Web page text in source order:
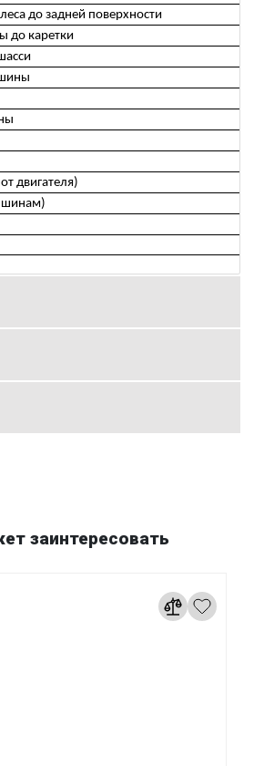
до задней поверхности
до каретки
двигателя)
шинам)
заинтересовать